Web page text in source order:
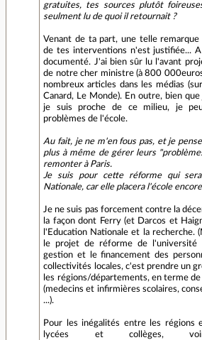
gratuites, tes sources plutôt
seulment lu de quoi il retournait ?
Venant de ta part, une telle remarque
de tes interventions n'est justifiée...
documenté. J'ai bien sûr lu l'avant
de notre cher ministre (à 800
nombreux articles dans les médias
Canard, Le Monde). En outre, bien
je suis proche de ce milieu, je
problèmes de l'école.
Au fait, je ne m'en fous pas, et je
plus à même de gérer leurs
remonter à Paris.
Je suis pour cette réforme qui
Nationale, car elle placera l'école
Je ne suis pas forcement contre la
la façon dont Ferry (et Darcos et
l'Education Nationale et la recherche.
le projet de réforme de l'université
gestion et le financement des
collectivités locales, c'est prendre un
les régions/départements, en terme
(medecins et infirmières scolaires,
...).
Pour les inégalités entre les régions
lycées et collèges,